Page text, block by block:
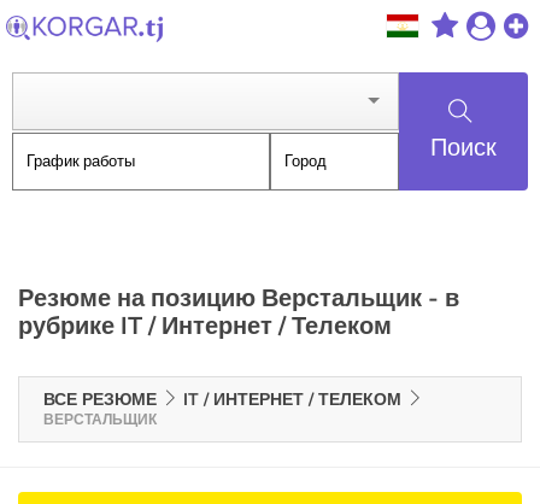
Поиск
Резюме на позицию Верстальщик - в
рубрике IT / Интернет / Телеком
ВСЕ РЕЗЮМЕ IT / ИНТЕРНЕТ / ТЕЛЕКОМ
ВЕРСТАЛЬЩИК